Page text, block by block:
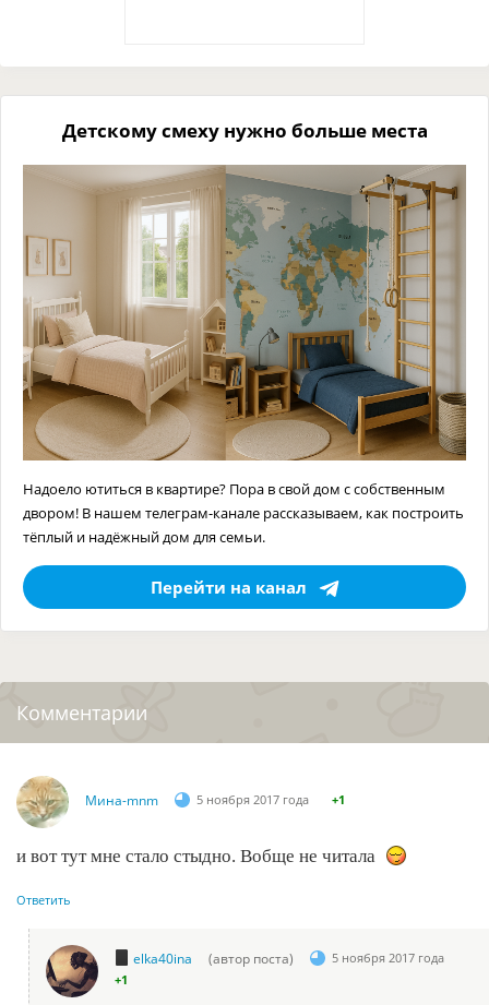
Детскому смеху нужно больше места
Надоело ютиться в квартире? Пора в свой дом с собственным
двором! В нашем телеграм-канале рассказываем, как построить
тёплый и надёжный дом для семьи.
Перейти на канал
Комментарии
Мина-mnm 5 ноября 2017 года +1
и вот тут мне стало стыдно. Вобще не читала
Ответить
elka40ina (автор поста)
5 ноября 2017 года
+1